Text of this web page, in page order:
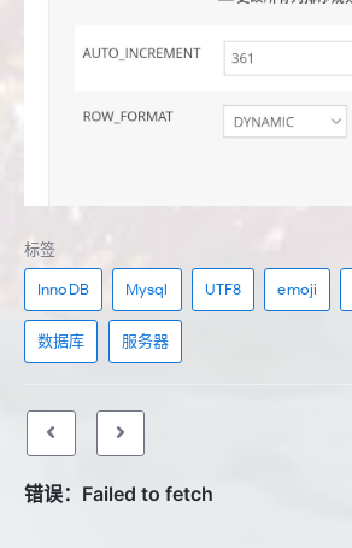
标签
InnoDB
Mysql UTF8 emoji
数据库 服务器